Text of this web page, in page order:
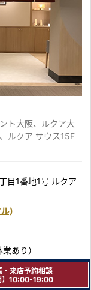
ト大阪、ルクア大
ルクア サウス15F
目1番地1号 ルクア
)
あり）
・来店予約相談
】10:00-19:00